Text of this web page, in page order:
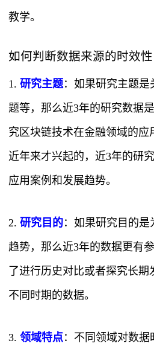
教学。
如何判断数据来源的时效性
1. 研究主题：如果研究主题是
题等，那么近3年的研究数据
究区块链技术在金融领域的应
近年来才兴起的，近3年的研
应用案例和发展趋势。
2. 研究目的：如果研究目的是
趋势，那么近3年的数据更有
了进行历史对比或者探究长
不同时期的数据。
3. 领域特点：不同领域对数